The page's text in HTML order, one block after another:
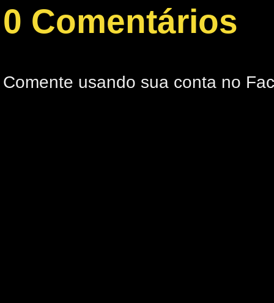
0 Comentários
Comente usando sua conta no